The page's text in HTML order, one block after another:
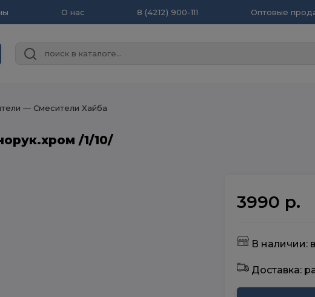
О нас 8 (4212) 900-111 Оптовые
― Смесители Хайба
/1/10/
3990 р.
В наличии:
Доставка: